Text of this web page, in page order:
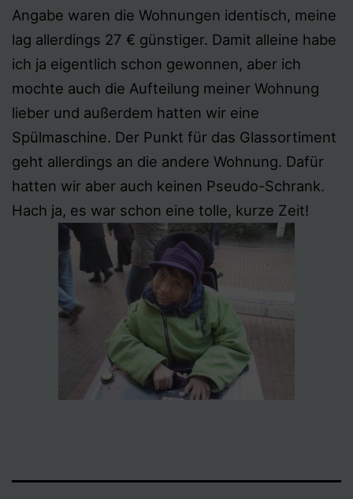
Angabe waren die Wohnungen identisch, meine
lag allerdings 27 € günstiger. Damit alleine habe
ich ja eigentlich schon gewonnen, aber ich
mochte auch die Aufteilung meiner Wohnung
lieber und außerdem hatten wir eine
Spülmaschine. Der Punkt für das Glassortiment
geht allerdings an die andere Wohnung. Dafür
hatten wir aber auch keinen Pseudo-Schrank.
Hach ja, es war schon eine tolle, kurze Zeit!